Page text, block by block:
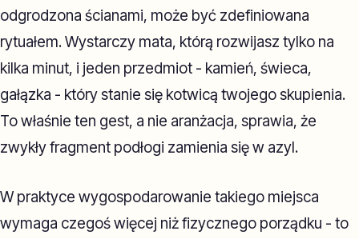
odgrodzona ścianami, może być zdefiniowana
rytuałem. Wystarczy mata, którą rozwijasz tylko na
kilka minut, i jeden przedmiot - kamień, świeca,
gałązka - który stanie się kotwicą twojego skupienia.
To właśnie ten gest, a nie aranżacja, sprawia, że
zwykły fragment podłogi zamienia się w azyl.
W praktyce wygospodarowanie takiego miejsca
wymaga czegoś więcej niż fizycznego porządku - to